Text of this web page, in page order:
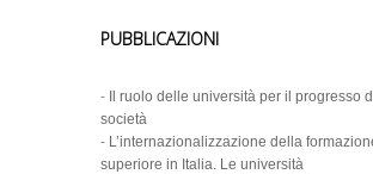
PUBBLICAZIONI
-
Il ruolo delle università per il progresso
società
- L’internazionalizzazione della
superiore in Italia. Le università